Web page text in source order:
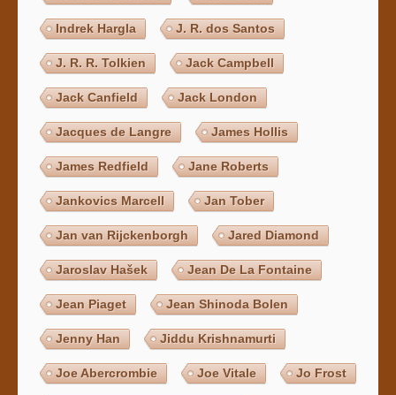
Indrek Hargla J. R. dos Santos
J. R. R. Tolkien Jack Campbell
Jack Canfield Jack London
Jacques de Langre James Hollis
James Redfield Jane Roberts
Jankovics Marcell Jan Tober
Jan van Rijckenborgh Jared Diamond
Jaroslav Hašek Jean De La Fontaine
Jean Piaget Jean Shinoda Bolen
Jenny Han Jiddu Krishnamurti
Joe Abercrombie Joe Vitale Jo Frost